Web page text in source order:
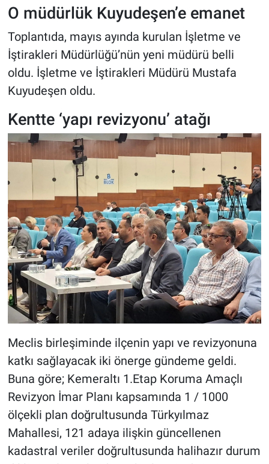
O müdürlük Kuyudeşen’e emanet
Toplantıda, mayıs ayında kurulan İşletme ve
İştirakleri Müdürlüğü’nün yeni müdürü belli
oldu. İşletme ve İştirakleri Müdürü Mustafa
Kuyudeşen oldu.
Kentte ‘yapı revizyonu’ atağı
Meclis birleşiminde ilçenin yapı ve revizyonuna
katkı sağlayacak iki önerge gündeme geldi.
Buna göre; Kemeraltı 1.Etap Koruma Amaçlı
Revizyon İmar Planı kapsamında 1 / 1000
ölçekli plan doğrultusunda Türkyılmaz
Mahallesi, 121 adaya ilişkin güncellenen
kadastral veriler doğrultusunda halihazır durum